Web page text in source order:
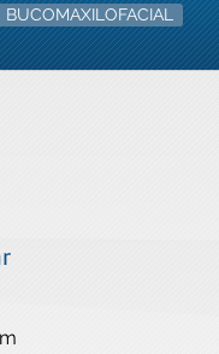
BUCOMAXILOFACIAL